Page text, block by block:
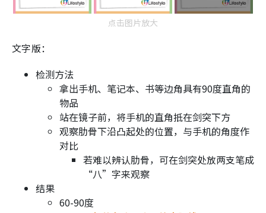
点击图片放大
文字版：
检测方法
拿出手机、笔记本、书等边角具有90度直角的
物品
站在镜子前，将手机的直角抵在剑突下方
观察肋骨下沿凸起处的位置，与手机的角度作
对比
若难以辨认肋骨，可在剑突处放两支笔成
“八”字来观察
结果
60-90度